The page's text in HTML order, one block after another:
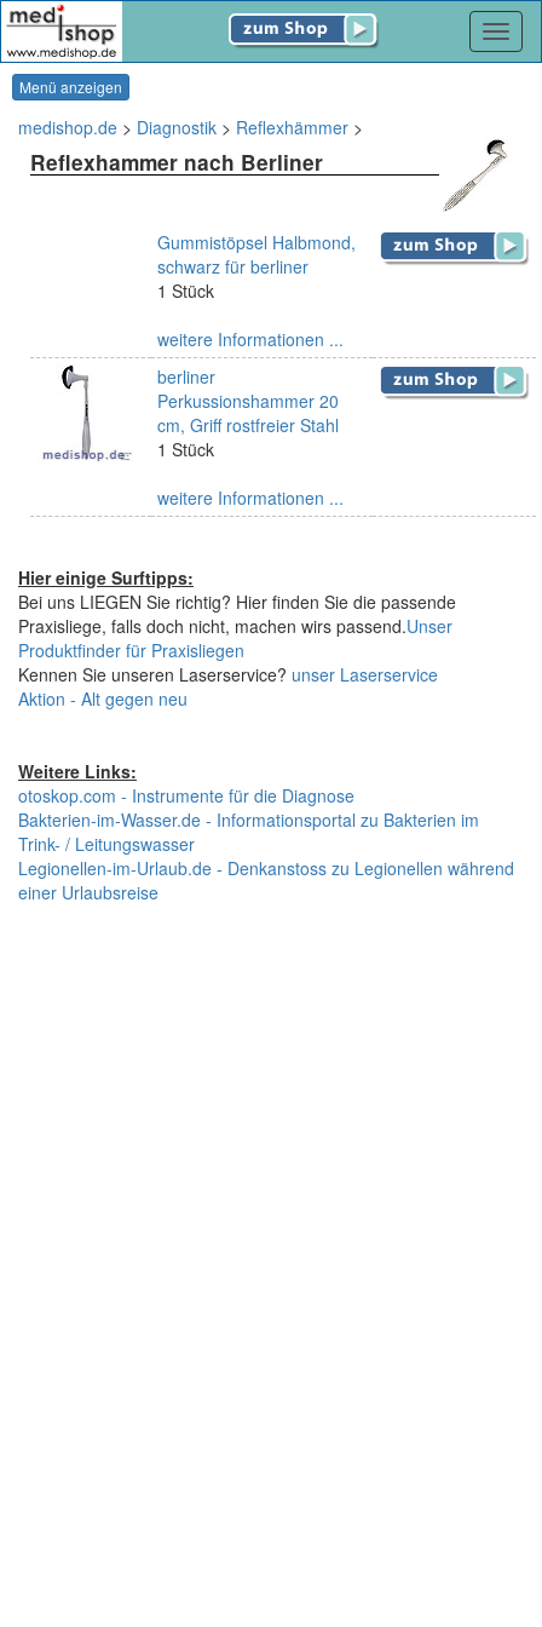
Menü anzeigen
medishop.de > Diagnostik > Reflexhämmer >
Reflexhammer nach Berliner
Gummistöpsel Halbmond,
schwarz für berliner
1 Stück
weitere Informationen ...
berliner
Perkussionshammer 20
cm, Griff rostfreier Stahl
1 Stück
weitere Informationen ...
Hier einige Surftipps:
Bei uns LIEGEN Sie richtig? Hier finden Sie die passende
Praxisliege, falls doch nicht, machen wirs passend.Unser
Produktfinder für Praxisliegen
Kennen Sie unseren Laserservice? unser Laserservice
Aktion - Alt gegen neu
Weitere Links:
otoskop.com - Instrumente für die Diagnose
Bakterien-im-Wasser.de - Informationsportal zu Bakterien im
Trink- / Leitungswasser
Legionellen-im-Urlaub.de - Denkanstoss zu Legionellen während
einer Urlaubsreise